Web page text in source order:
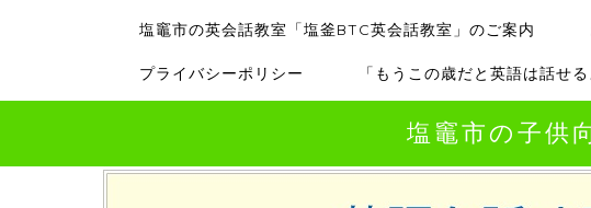
塩竈市の英会話教室「塩釜BTC英会話教室」のご案内
プライバシーポリシー 「もうこの歳だと英語は話せ
塩竈市の子供